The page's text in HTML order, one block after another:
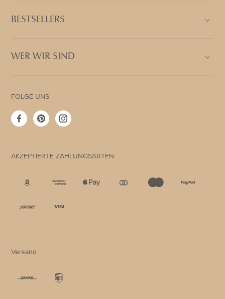
BESTSELLERS
WER WIR SIND
FOLGE UNS
AKZEPTIERTE ZAHLUNGSARTEN
Akzeptierte
Versand